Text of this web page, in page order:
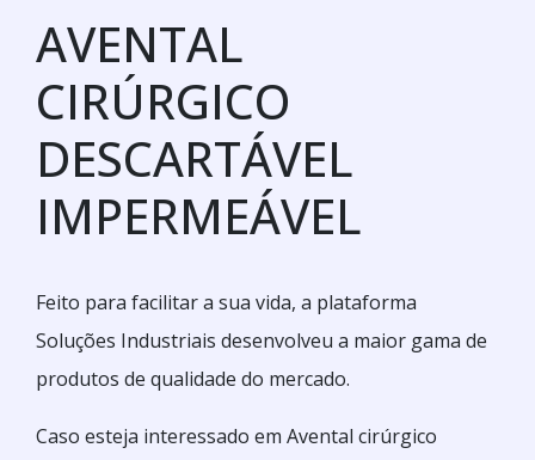
AVENTAL
CIRÚRGICO
DESCARTÁVEL
IMPERMEÁVEL
Feito para facilitar a sua vida, a plataforma
Soluções Industriais desenvolveu a maior gama de
produtos de qualidade do mercado.
Caso esteja interessado em Avental cirúrgico